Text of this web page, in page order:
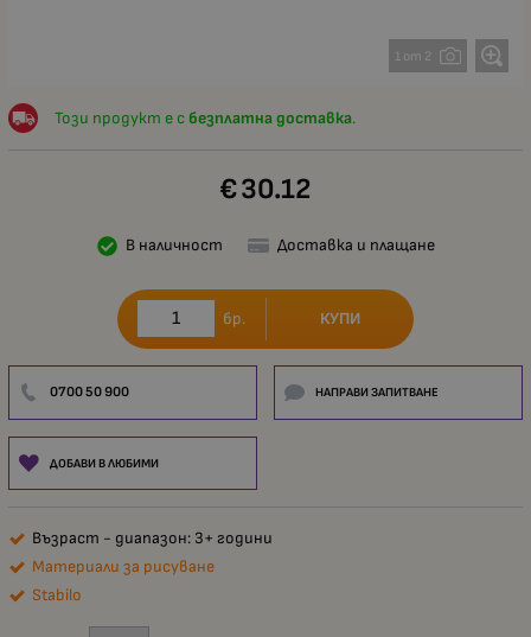
1 от 2
Този продукт е с безплатна доставка.
30.12
€
В наличност Доставка и плащане
бр. КУПИ
0700 50 900 НАПРАВИ ЗАПИТВАНЕ
ДОБАВИ В ЛЮБИМИ
Възраст - диапазон: 3+ години
Материали за рисуване
Stabilo